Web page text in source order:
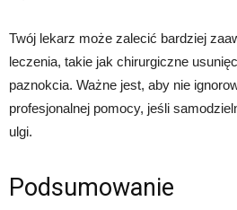
Twój lekarz może zalecić bardziej
leczenia, takie jak chirurgiczne
paznokcia. Ważne jest, aby nie
profesjonalnej pomocy, jeśli
ulgi.
Podsumowanie